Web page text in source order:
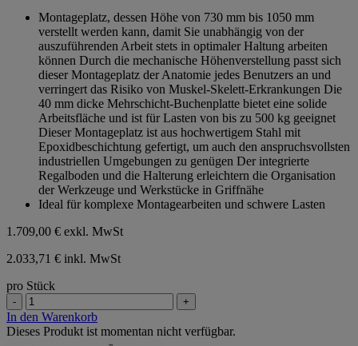
Sternen.
Montageplatz, dessen Höhe von 730 mm bis 1050 mm
verstellt werden kann, damit Sie unabhängig von der
auszuführenden Arbeit stets in optimaler Haltung arbeiten
können Durch die mechanische Höhenverstellung passt sich
dieser Montageplatz der Anatomie jedes Benutzers an und
verringert das Risiko von Muskel-Skelett-Erkrankungen Die
40 mm dicke Mehrschicht-Buchenplatte bietet eine solide
Arbeitsfläche und ist für Lasten von bis zu 500 kg geeignet
Dieser Montageplatz ist aus hochwertigem Stahl mit
Epoxidbeschichtung gefertigt, um auch den anspruchsvollsten
industriellen Umgebungen zu genügen Der integrierte
Regalboden und die Halterung erleichtern die Organisation
der Werkzeuge und Werkstücke in Griffnähe
Ideal für komplexe Montagearbeiten und schwere Lasten
1.709,00 € exkl. MwSt
2.033,71 € inkl. MwSt
pro Stück
- +
In den Warenkorb
Dieses Produkt ist momentan nicht verfügbar.